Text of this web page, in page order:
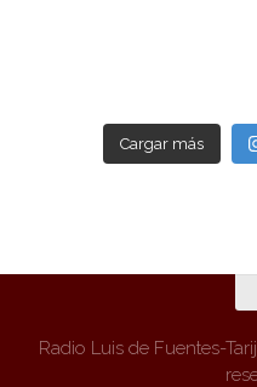
Cargar más
Radio Luis de Fuentes-